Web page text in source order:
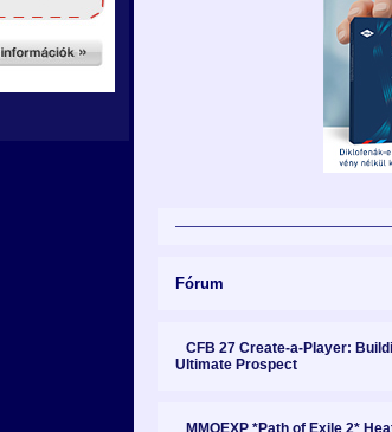
Fórum
CFB 27 Create-a-Player:
Ultimate Prospect
MMOEXP *Path of Exile 2*